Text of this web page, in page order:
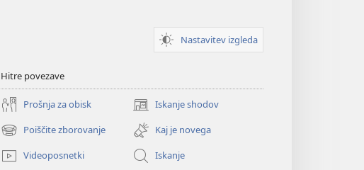
Nastavitev izgleda
Hitre povezave
Prošnja za obisk Iskanje shodov
(odpre
novo
okno)
Poiščite zborovanje
(odpre
novo
okno)
Kaj je novega
Videoposnetki
Iskanje